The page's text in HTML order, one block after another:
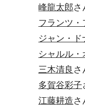
峰龍太郎さ
フランツ
ジャン・ド
シャルル
三木清良 さ
多賀谷彩子
江藤耕造さ